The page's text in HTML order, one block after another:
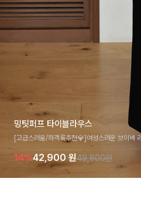
밍팃퍼프 타이블라우스
[고급스러움/하객룩추천💎]여성스러운 브이넥
라우스 🤍 여유로운 7부 소매로 편안하게 착용
기 좋은 아이템이에요
14%42,900 원49,800원